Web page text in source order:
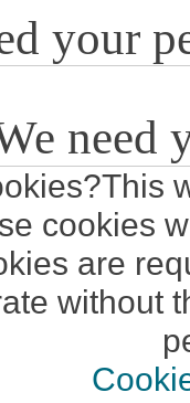
your
need
?This
cookies
are
without